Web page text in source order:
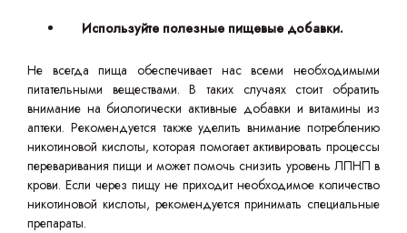
Используйте полезные пищевые добавки.
Не всегда пища обеспечивает нас всеми необходимыми
питательными веществами. В таких случаях стоит обратить
внимание на биологически активные добавки и витамины из
аптеки. Рекомендуется также уделить внимание потреблению
никотиновой кислоты, которая помогает активировать процессы
переваривания пищи и может помочь снизить уровень ЛПНП в
крови. Если через пищу не приходит необходимое количество
никотиновой кислоты, рекомендуется принимать специальные
препараты.